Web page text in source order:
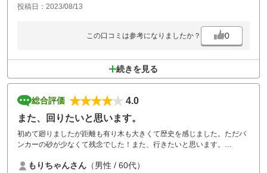
投稿日：2023/08/13
この口コミは参考になりましたか？ 0
続きを見る
総合評価
4.0
また、回りたいと思います。
初めて廻りましたが距離も有り木も大きくて歴史を感じました。ただバ
ンカーの砂が少なくて残念でした！また、行きたいと思います。
もりちゃんさん （男性 / 60代）